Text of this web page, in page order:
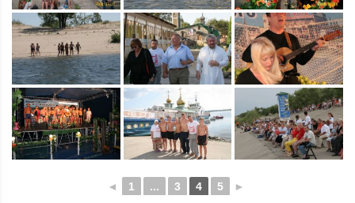
◄ 1 ... 3 4 5 ►